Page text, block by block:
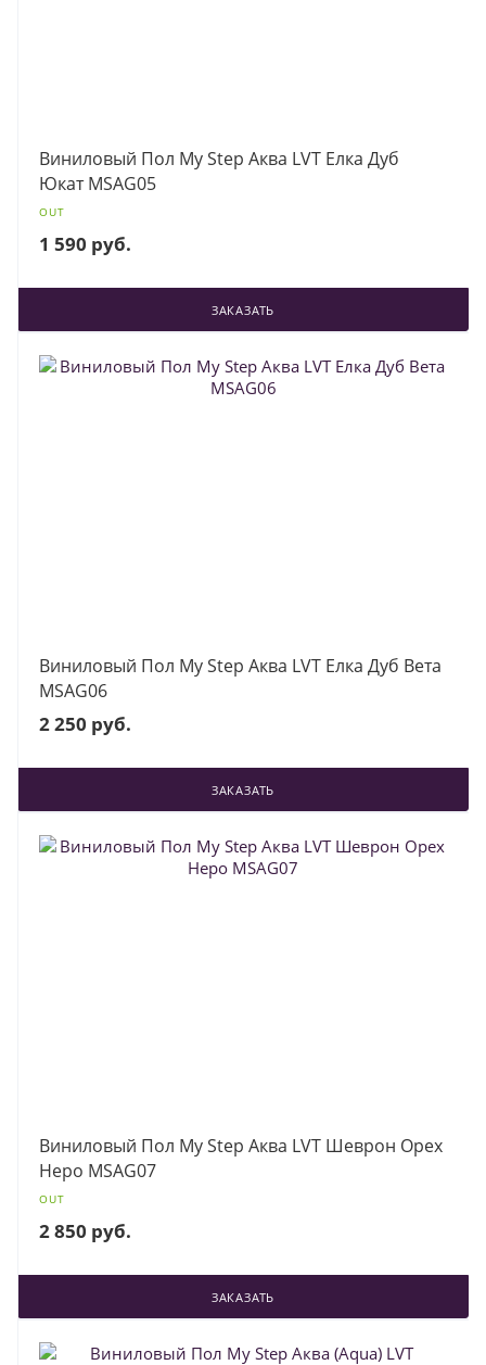
Виниловый Пол My Step Аква LVT Елка Дуб
Юкат MSAG05
OUT
1 590 руб.
ЗАКАЗАТЬ
Виниловый Пол My Step Аква LVT Елка Дуб Вета
MSAG06
2 250 руб.
ЗАКАЗАТЬ
Виниловый Пол My Step Аква LVT Шеврон Орех
Неро MSAG07
OUT
2 850 руб.
ЗАКАЗАТЬ